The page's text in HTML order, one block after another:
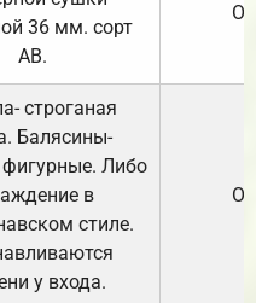
36 мм. сорт
АВ.
строганая
Балясины-
Либо
в
стиле.
у входа.